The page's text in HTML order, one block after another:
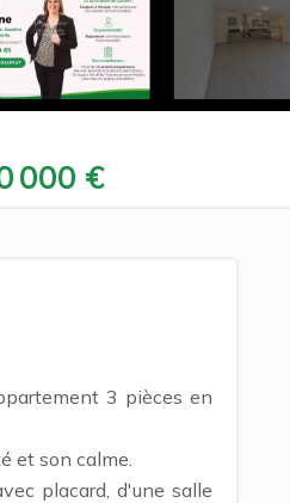
000 €
3 pièces en
et son calme.
placard, d'une salle